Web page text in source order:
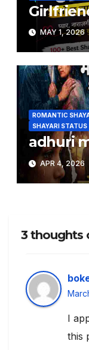
MAY 1, 2026
ROMANTIC
SHAYARI STATUS
adhuri
APR 4, 2026
3 thoughts
I
this